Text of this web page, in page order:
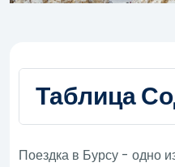
Таблица
Поездка в Бурсу - одно